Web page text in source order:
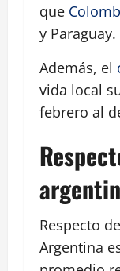
que
y Paraguay.
Además, el
vida local
febrero al
Respecto
Argentina